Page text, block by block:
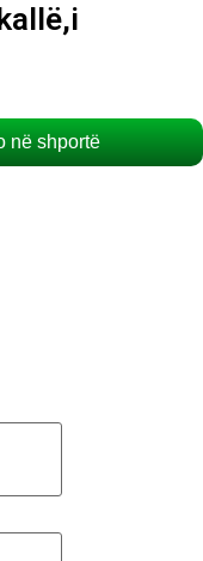
në shportë